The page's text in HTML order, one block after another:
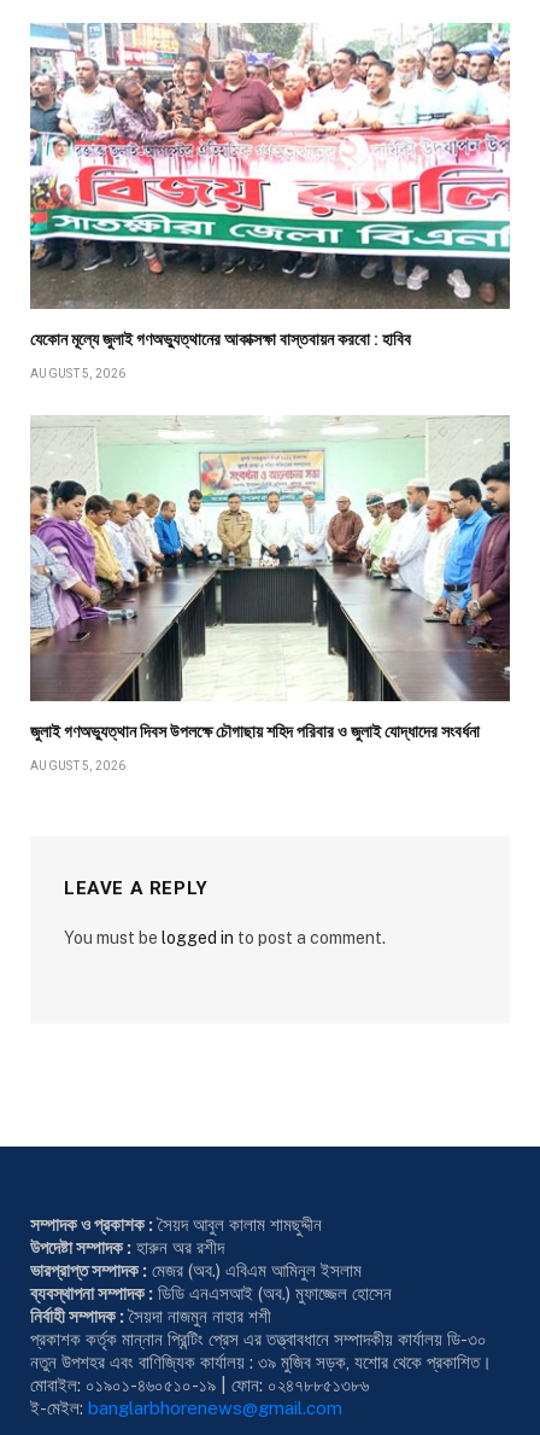
যেকোন মূল্যে জুলাই গণঅভ্যুত্থানের আকাক্সক্ষা বাস্তবায়ন করবো : হাবিব
AUGUST 5, 2026
জুলাই গণঅভ্যুত্থান দিবস উপলক্ষে চৌগাছায় শহিদ পরিবার ও জুলাই যোদ্ধাদের সংবর্ধনা
AUGUST 5, 2026
LEAVE A REPLY
You must be logged in to post a comment.
সম্পাদক ও প্রকাশক :সৈয়দ আবুল কালাম শামছুদ্দীন
উপদেষ্টা সম্পাদক : হারুন অর রশীদ
ভারপ্রাপ্ত সম্পাদক : মেজর (অব.) এবিএম আমিনুল ইসলাম
ব্যবস্থাপনা সম্পাদক : ডিডি এনএসআই (অব.) মুফাজ্জেল হোসেন
নির্বাহী সম্পাদক :সৈয়দা নাজমুন নাহার শশী
প্রকাশক কর্তৃক মান্নান প্রিন্টিং প্রেস এর তত্ত্বাবধানে সম্পাদকীয় কার্যালয় ডি-৩০
নতুন উপশহর এবং বাণিজ্যিক কার্যালয় : ৩৯ মুজিব সড়ক, যশোর থেকে প্রকাশিত।
মোবাইল: ০১৯০১-৪৬০৫১০-১৯ | ফোন: ০২৪৭৮৮৫১৩৮৬
ই-মেইল: banglarbhorenews@gmail.com